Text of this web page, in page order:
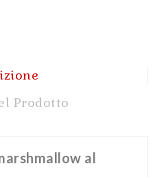
Prodotto
al